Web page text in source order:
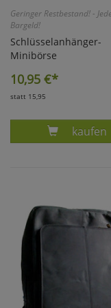
Geringer Restbestand! -
Bargeld!
Schlüsselanhänger-
Minibörse
10,95 €*
statt 15,95
kaufen